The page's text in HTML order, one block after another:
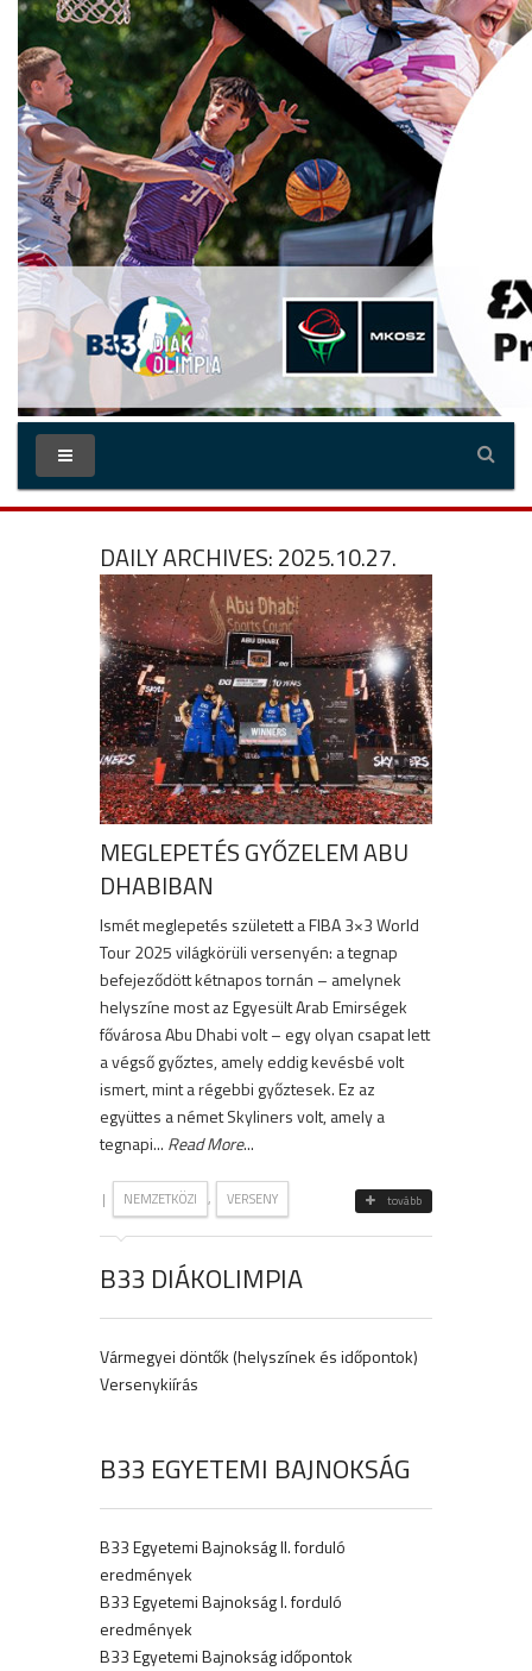
DAILY ARCHIVES:2025.10.27.
MEGLEPETÉS GYŐZELEM ABU
DHABIBAN
Ismét meglepetés született a FIBA 3×3 World
Tour 2025 világkörüli versenyén: a tegnap
befejeződött kétnapos tornán – amelynek
helyszíne most az Egyesült Arab Emirségek
fővárosa Abu Dhabi volt – egy olyan csapat lett
a végső győztes, amely eddig kevésbé volt
ismert, mint a régebbi győztesek. Ez az
együttes a német Skyliners volt, amely a
tegnapi... Read More...
| NEMZETKÖZI , VERSENY tovább
B33 DIÁKOLIMPIA
Vármegyei döntők (helyszínek és időpontok)
Versenykiírás
B33 EGYETEMI BAJNOKSÁG
B33 Egyetemi Bajnokság II. forduló
eredmények
B33 Egyetemi Bajnokság I. forduló
eredmények
B33 Egyetemi Bajnokság időpontok